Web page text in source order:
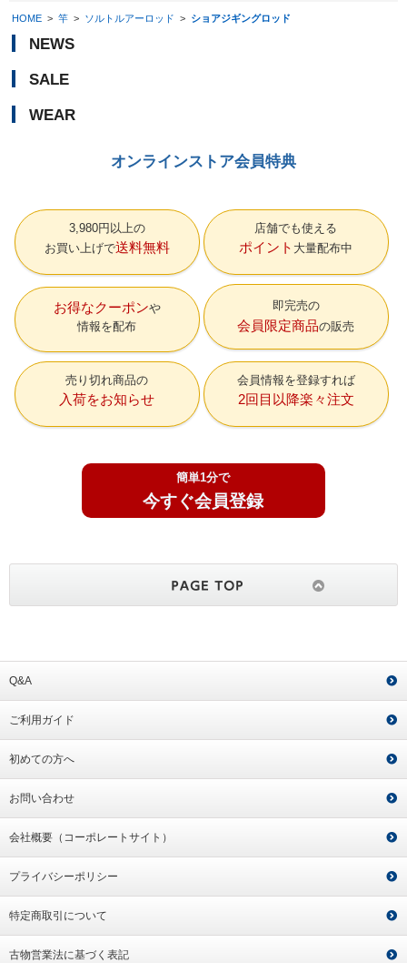
HOME > 竿 > ソルトルアーロッド > ショアジギングロッド
NEWS
SALE
WEAR
オンラインストア会員特典
3,980円以上の
お買い上げで送料無料
店舗でも使える
ポイント 大量配布中
お得なクーポン
情報を配布
即完売の
会員限定商品の販売
売り切れ商品の
入荷をお知らせ
会員情報を登録すれば
2回目以降楽々注文
簡単1分で
今すぐ会員登録
Q&A
ご利用ガイド
初めての方へ
お問い合わせ
会社概要（コーポレートサイト）
プライバシーポリシー
特定商取引について
古物営業法に基づく表記